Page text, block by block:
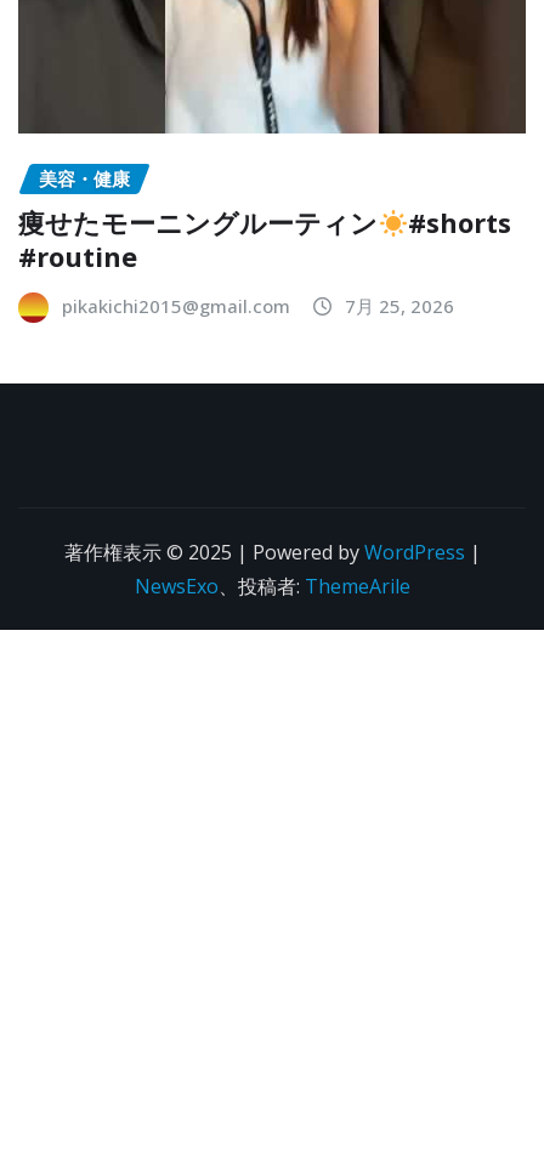
美容・健康
痩せたモーニングルーティン
#shorts
#routine
pikakichi2015@gmail.com 7月 25, 2026
著作権表示 © 2025 | Powered byWordPress |
NewsExo、投稿者: ThemeArile